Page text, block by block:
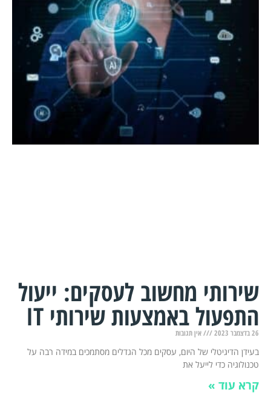
שירותי מחשוב לעסקים: ייעול
התפעול באמצעות שירותי IT
26 בדצמבר 2023 אין תגובות
בעידן הדיגיטלי של היום, עסקים מכל הגדלים מסתמכים במידה רבה על
טכנולוגיה כדי לייעל את
קרא עוד »